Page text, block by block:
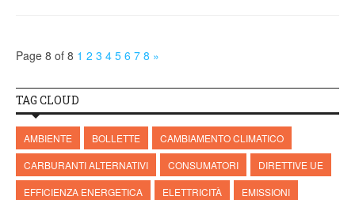
Page 8 of 8 1 2 3 4 5 6 7 8 »
TAG CLOUD
AMBIENTE BOLLETTE
CAMBIAMENTO CLIMATICO
CARBURANTI ALTERNATIVI
CONSUMATORI
DIRETTIVE UE
EFFICIENZA ENERGETICA
ELETTRICITÀ
EMISSIONI